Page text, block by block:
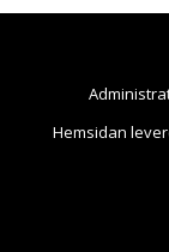
Hemsidan